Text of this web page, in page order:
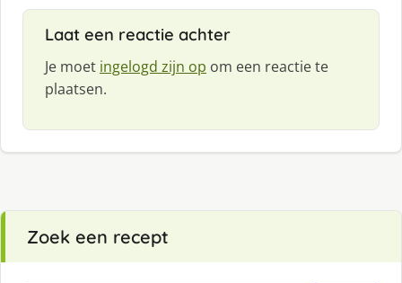
Laat een reactie achter
Je moet ingelogd zijn op om een reactie te
plaatsen.
Zoek een recept